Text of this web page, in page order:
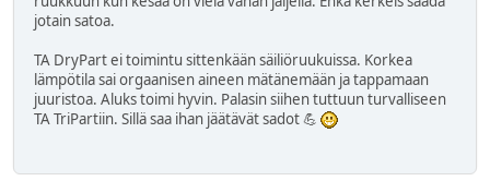
jotain satoa.
TA DryPart ei toimintu sittenkään säiliöruukuissa. Korkea
lämpötila sai orgaanisen aineen mätänemään ja tappamaan
juuristoa. Aluks toimi hyvin. Palasin siihen tuttuun turvalliseen
TA TriPartiin. Sillä saa ihan jäätävät sadot 💪